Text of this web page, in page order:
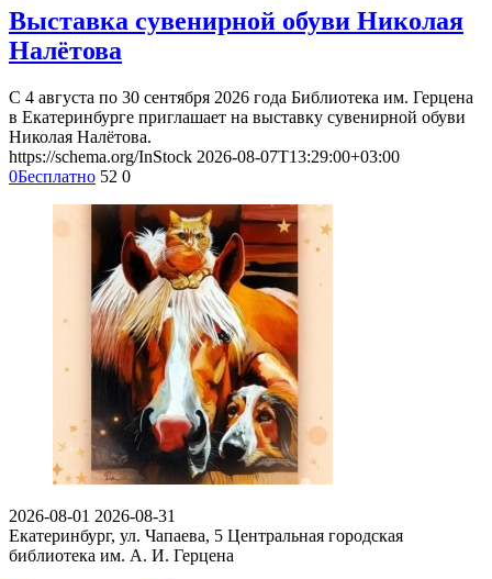
Выставка сувенирной обуви Николая
Налётова
С 4 августа по 30 сентября 2026 года Библиотека им. Герцена
в Екатеринбурге приглашает на выставку сувенирной обуви
Николая Налётова.
https://schema.org/InStock 2026-08-07T13:29:00+03:00
0Бесплатно 52 0
2026-08-01 2026-08-31
Екатеринбург, ул. Чапаева, 5 Центральная городская
библиотека им. А. И. Герцена